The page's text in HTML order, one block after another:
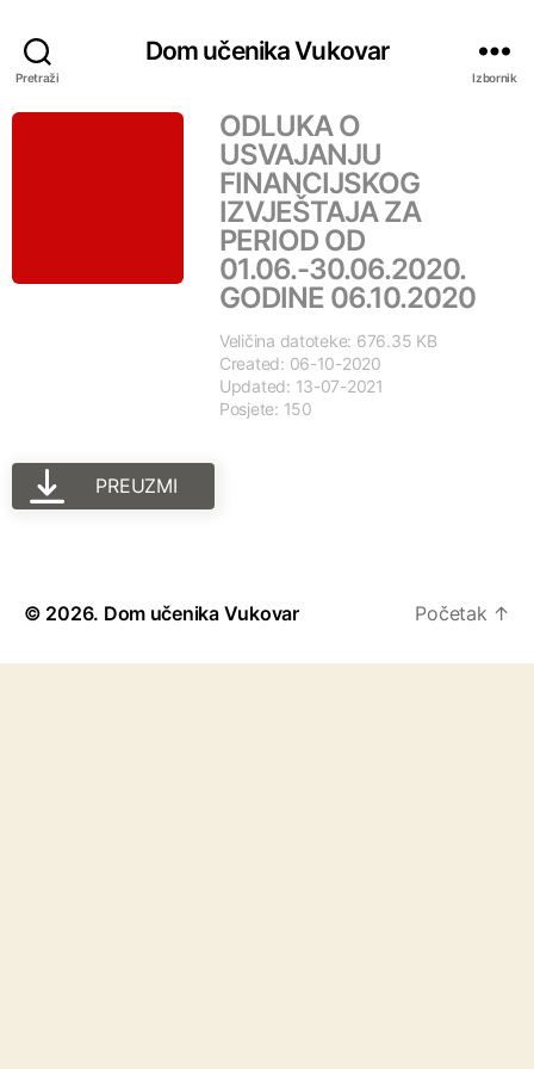
Pretraži
Dom učenika Vukovar
Izbornik
ODLUKA O
USVAJANJU
FINANCIJSKOG
IZVJEŠTAJA ZA
PERIOD OD
01.06.-30.06.2020.
GODINE 06.10.2020
Veličina datoteke: 676.35 KB
Created: 06-10-2020
Updated: 13-07-2021
Posjete: 150
PREUZMI
© 2026. Dom učenika Vukovar Početak ↑